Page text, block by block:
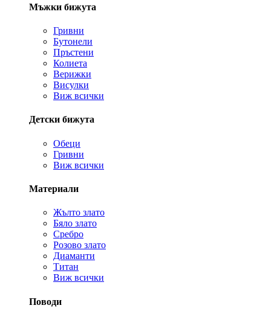
Мъжки бижута
Гривни
Бутонели
Пръстени
Колиета
Верижки
Висулки
Виж всички
Детски бижута
Обеци
Гривни
Виж всички
Материали
Жълто злато
Бяло злато
Сребро
Розово злато
Диаманти
Титан
Виж всички
Поводи